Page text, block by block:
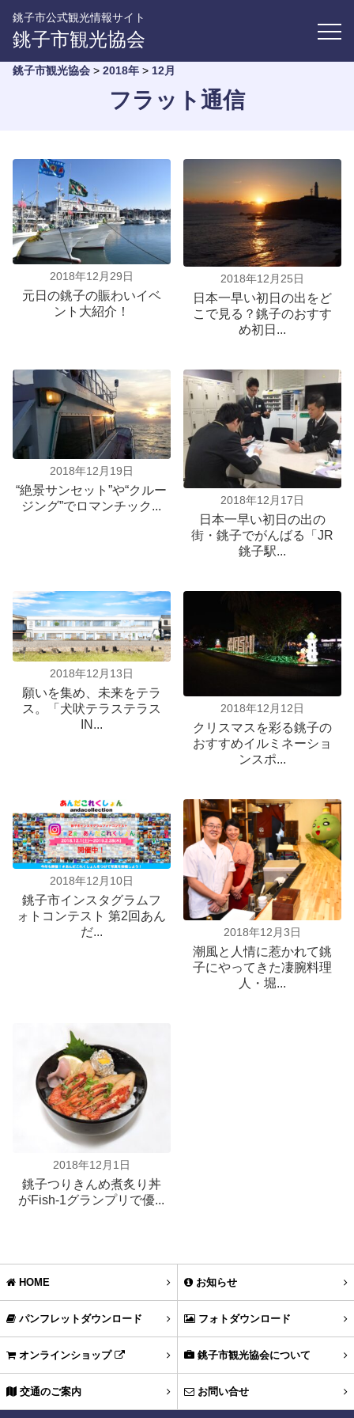
銚子市公式観光情報サイト
銚子市観光協会
銚子市観光協会 > 2018年 > 12月
フラット通信
2018年12月29日
元日の銚子の賑わいイベ
ント大紹介！
2018年12月25日
日本一早い初日の出をど
こで見る？銚子のおすす
め初日...
2018年12月19日
“絶景サンセット”や“クルー
ジング”でロマンチック...
2018年12月17日
日本一早い初日の出の
街・銚子でがんばる「JR
銚子駅...
2018年12月13日
願いを集め、未来をテラ
ス。「犬吠テラステラス
IN...
2018年12月12日
クリスマスを彩る銚子の
おすすめイルミネーショ
ンスポ...
2018年12月10日
銚子市インスタグラムフ
ォトコンテスト 第2回あん
だ...
2018年12月3日
潮風と人情に惹かれて銚
子にやってきた凄腕料理
人・堀...
2018年12月1日
銚子つりきんめ煮炙り丼
がFish-1グランプリで優...
HOME お知らせ
パンフレットダウンロード フォトダウンロード
オンラインショップ 銚子市観光協会について
交通のご案内 お問い合せ